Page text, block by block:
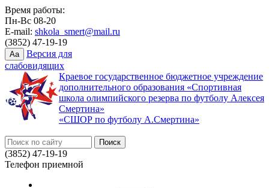
Время работы:
Пн-Вс 08-20
E-mail: shkola_smert@mail.ru
(3852) 47-19-19
Aa
Версия для
слабовидящих
Краевое государственное бюджетное учреждение
дополнительного образования «Спортивная
школа олимпийского резерва по футболу Алексея
Смертина»
«СШОР по футболу А.Смертина»
(3852) 47-19-19
Телефон приемной